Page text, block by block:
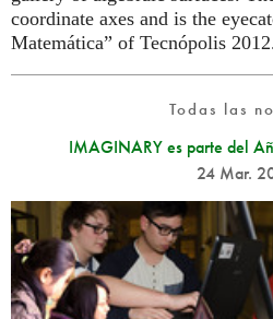
Más...
coordinate axes and is the
Matemática” of Tecnópolis
Todas las
IMAGINARY es parte del
24 Mar.